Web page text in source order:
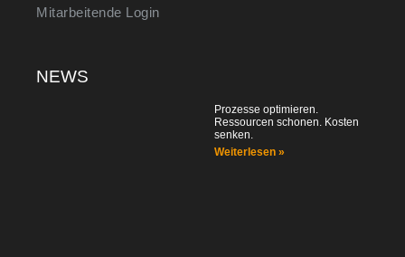
Mitarbeitende Login
NEWS
Prozesse optimieren.
Ressourcen schonen. Kosten
senken.
Weiterlesen »